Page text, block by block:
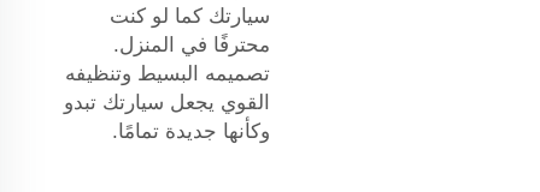
سيارتك كما لو كنت
محترفًا في المنزل.
تصميمه البسيط وتنظيفه
القوي يجعل سيارتك تبدو
وكأنها جديدة تمامًا.